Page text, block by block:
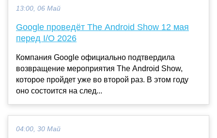
13:00, 06 Май
Google проведёт The Android Show 12 мая
перед I/O 2026
Компания Google официально подтвердила
возвращение мероприятия The Android Show,
которое пройдет уже во второй раз. В этом году
оно состоится на след...
04:00, 30 Май